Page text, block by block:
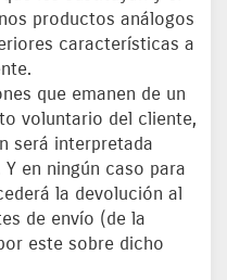
productos análogos
características a
que emanen de un
voluntario del cliente,
será interpretada
en ningún caso para
la devolución al
de envío (de la
este sobre dicho